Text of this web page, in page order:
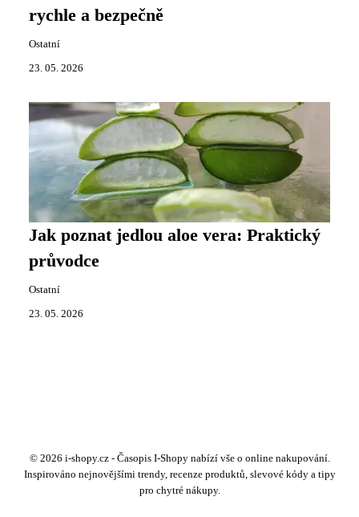
rychle a bezpečně
Ostatní
23. 05. 2026
Jak poznat jedlou aloe vera: Praktický
průvodce
Ostatní
23. 05. 2026
© 2026 i-shopy.cz - Časopis I-Shopy nabízí vše o online nakupování.
Inspirováno nejnovějšími trendy, recenze produktů, slevové kódy a tipy
pro chytré nákupy.